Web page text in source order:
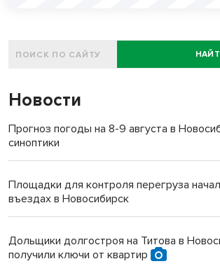
Новости
Прогноз погоды на 8-9 августа в
синоптики
Площадки для контроля перегруза
въездах в Новосибирск
Дольщики долгостроя на Титова в
получили ключи от квартир